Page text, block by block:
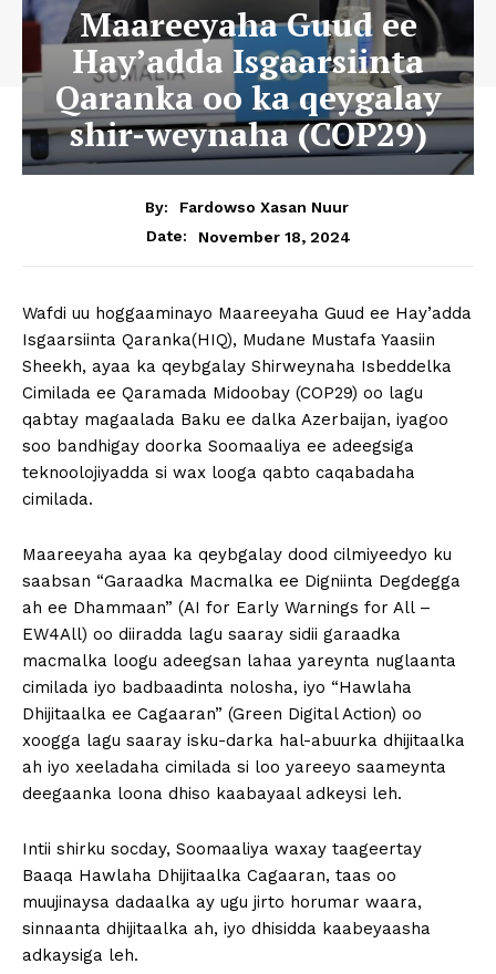
Maareeyaha Guud ee
Hay’adda Isgaarsiinta
Qaranka oo ka qeygalay
shir-weynaha (COP29)
By:
Fardowso Xasan Nuur
Date:
November 18, 2024
Wafdi uu hoggaaminayo Maareeyaha Guud ee Hay’adda
Isgaarsiinta Qaranka(HIQ), Mudane Mustafa Yaasiin
Sheekh, ayaa ka qeybgalay Shirweynaha Isbeddelka
Cimilada ee Qaramada Midoobay (COP29) oo lagu
qabtay magaalada Baku ee dalka Azerbaijan, iyagoo
soo bandhigay doorka Soomaaliya ee adeegsiga
teknoolojiyadda si wax looga qabto caqabadaha
cimilada.
Maareeyaha ayaa ka qeybgalay dood cilmiyeedyo ku
saabsan “Garaadka Macmalka ee Digniinta Degdegga
ah ee Dhammaan” (AI for Early Warnings for All –
EW4All) oo diiradda lagu saaray sidii garaadka
macmalka loogu adeegsan lahaa yareynta nuglaanta
cimilada iyo badbaadinta nolosha, iyo “Hawlaha
Dhijitaalka ee Cagaaran” (Green Digital Action) oo
xoogga lagu saaray isku-darka hal-abuurka dhijitaalka
ah iyo xeeladaha cimilada si loo yareeyo saameynta
deegaanka loona dhiso kaabayaal adkeysi leh.
Intii shirku socday, Soomaaliya waxay taageertay
Baaqa Hawlaha Dhijitaalka Cagaaran, taas oo
muujinaysa dadaalka ay ugu jirto horumar waara,
sinnaanta dhijitaalka ah, iyo dhisidda kaabeyaasha
adkaysiga leh.